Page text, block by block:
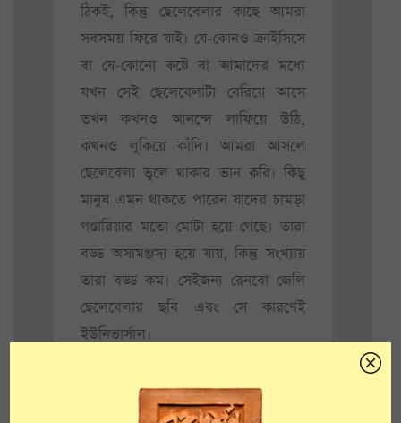
ঠিকই, কিন্তু ছেলেবেলার কাছে আমরা
সবসময় ফিরে যাই। যে-কোনও ক্রাইসিসে
বা যে-কোনো কষ্টে বা আমাদের মধ্যে
যখন সেই ছেলেবেলাটা বেরিয়ে আসে
তখন কখনও আনন্দে লাফিয়ে উঠি,
কখনও লুকিয়ে কাঁদি। আমরা আসলে
ছেলেবেলা ভুলে থাকার ভান করি। কিছু
মানুষ এমন থাকতে পারেন যাদের চামড়া
গণ্ডারিয়ার মতো মোটা হয়ে গেছে। তারা
বড্ড অসামঞ্জস্য হয়ে যায়, কিন্তু সংখ্যায়
তারা বড্ড কম। সেইজন্য রেনবো জেলি
ছেলেবেলার ছবি এবং সে কারণেই
ইউনিভার্সাল।
এসেছে? রেনবো কেন এবং জেলি